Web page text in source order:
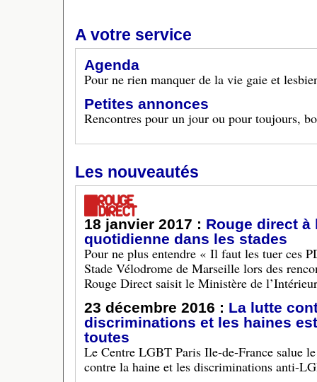
A votre service
Agenda
Pour ne rien manquer de la vie gaie et
Petites annonces
Rencontres pour un jour ou pour toujours,
Les nouveautés
18 janvier 2017 : Rouge direct à
quotidienne dans les stades
Pour ne plus entendre « Il faut les tuer ces
Stade Vélodrome de Marseille lors des
Rouge Direct saisit le Ministère de
23 décembre 2016 : La lutte
discriminations et les haines
toutes
Le Centre LGBT Paris Ile-de-France salue
contre la haine et les discriminations anti-